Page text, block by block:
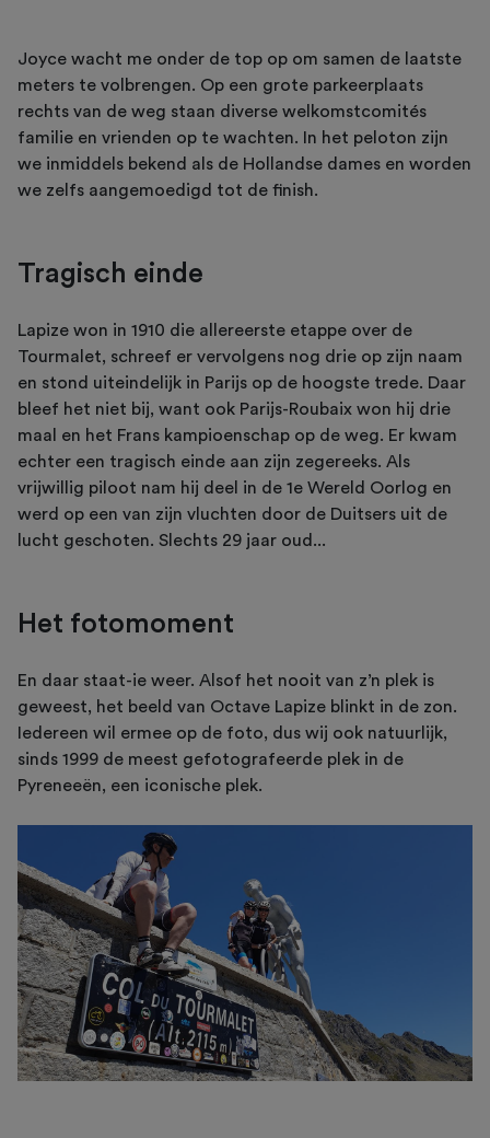
Joyce wacht me onder de top op om samen de laatste
meters te volbrengen. Op een grote parkeerplaats
rechts van de weg staan diverse welkomstcomités
familie en vrienden op te wachten. In het peloton zijn
we inmiddels bekend als de Hollandse dames en worden
we zelfs aangemoedigd tot de finish.
Tragisch einde
Lapize won in 1910 die allereerste etappe over de
Tourmalet, schreef er vervolgens nog drie op zijn naam
en stond uiteindelijk in Parijs op de hoogste trede. Daar
bleef het niet bij, want ook Parijs-Roubaix won hij drie
maal en het Frans kampioenschap op de weg. Er kwam
echter een tragisch einde aan zijn zegereeks. Als
vrijwillig piloot nam hij deel in de 1e Wereld Oorlog en
werd op een van zijn vluchten door de Duitsers uit de
lucht geschoten. Slechts 29 jaar oud...
Het fotomoment
En daar staat-ie weer. Alsof het nooit van z’n plek is
geweest, het beeld van Octave Lapize blinkt in de zon.
Iedereen wil ermee op de foto, dus wij ook natuurlijk,
sinds 1999 de meest gefotografeerde plek in de
Pyreneeën, een iconische plek.